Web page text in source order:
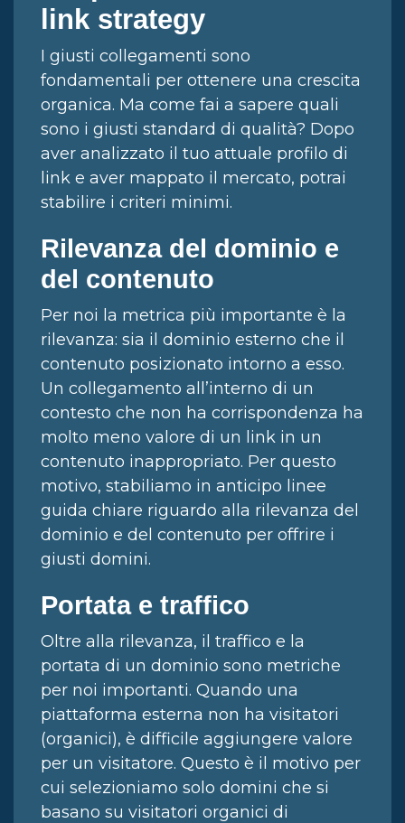
link strategy
I giusti collegamenti sono
fondamentali per ottenere una crescita
organica. Ma come fai a sapere quali
sono i giusti standard di qualità? Dopo
aver analizzato il tuo attuale profilo di
link e aver mappato il mercato, potrai
stabilire i criteri minimi.
Rilevanza del dominio e
del contenuto
Per noi la metrica più importante è la
rilevanza: sia il dominio esterno che il
contenuto posizionato intorno a esso.
Un collegamento all’interno di un
contesto che non ha corrispondenza ha
molto meno valore di un link in un
contenuto inappropriato. Per questo
motivo, stabiliamo in anticipo linee
guida chiare riguardo alla rilevanza del
dominio e del contenuto per offrire i
giusti domini.
Portata e traffico
Oltre alla rilevanza, il traffico e la
portata di un dominio sono metriche
per noi importanti. Quando una
piattaforma esterna non ha visitatori
(organici), è difficile aggiungere valore
per un visitatore. Questo è il motivo per
cui selezioniamo solo domini che si
basano su visitatori organici di